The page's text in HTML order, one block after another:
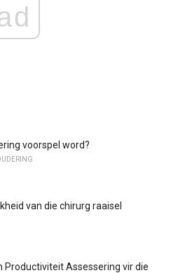
voorspel word?
van die chirurg raaisel
Productiviteit Assessering vir die